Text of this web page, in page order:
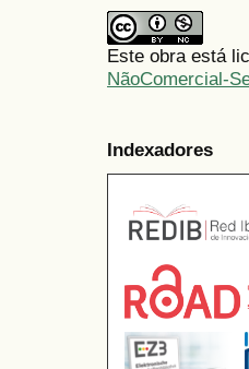
Este obra está
NãoComercial-
Indexadores